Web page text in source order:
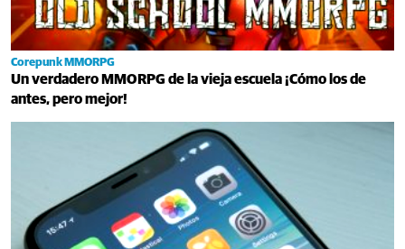
Corepunk MMORPG
Un verdadero MMORPG de la vieja escuela ¡Cómo los de
antes, pero mejor!